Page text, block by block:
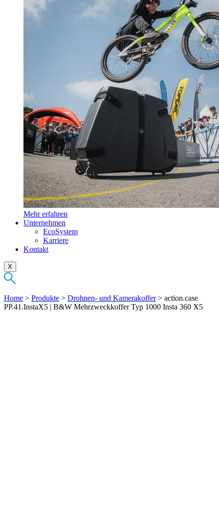
Mehr erfahren
Unternehmen
EcoSystem
Karriere
Kontakt
X
Home > Produkte > Drohnen- und Kamerakoffer> action.case
PP.41.InstaX5 | B&W Mehrzweckkoffer Typ 1000 Insta 360 X5